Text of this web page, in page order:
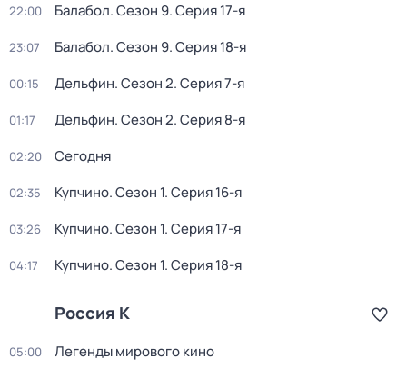
22:00 Балабол. Сезон 9. Серия 17-я
23:07 Балабол. Сезон 9. Серия 18-я
00:15 Дельфин. Сезон 2. Серия 7-я
01:17 Дельфин. Сезон 2. Серия 8-я
02:20 Сегодня
02:35 Купчино. Сезон 1. Серия 16-я
03:26 Купчино. Сезон 1. Серия 17-я
04:17 Купчино. Сезон 1. Серия 18-я
Россия К
05:00 Легенды мирового кино